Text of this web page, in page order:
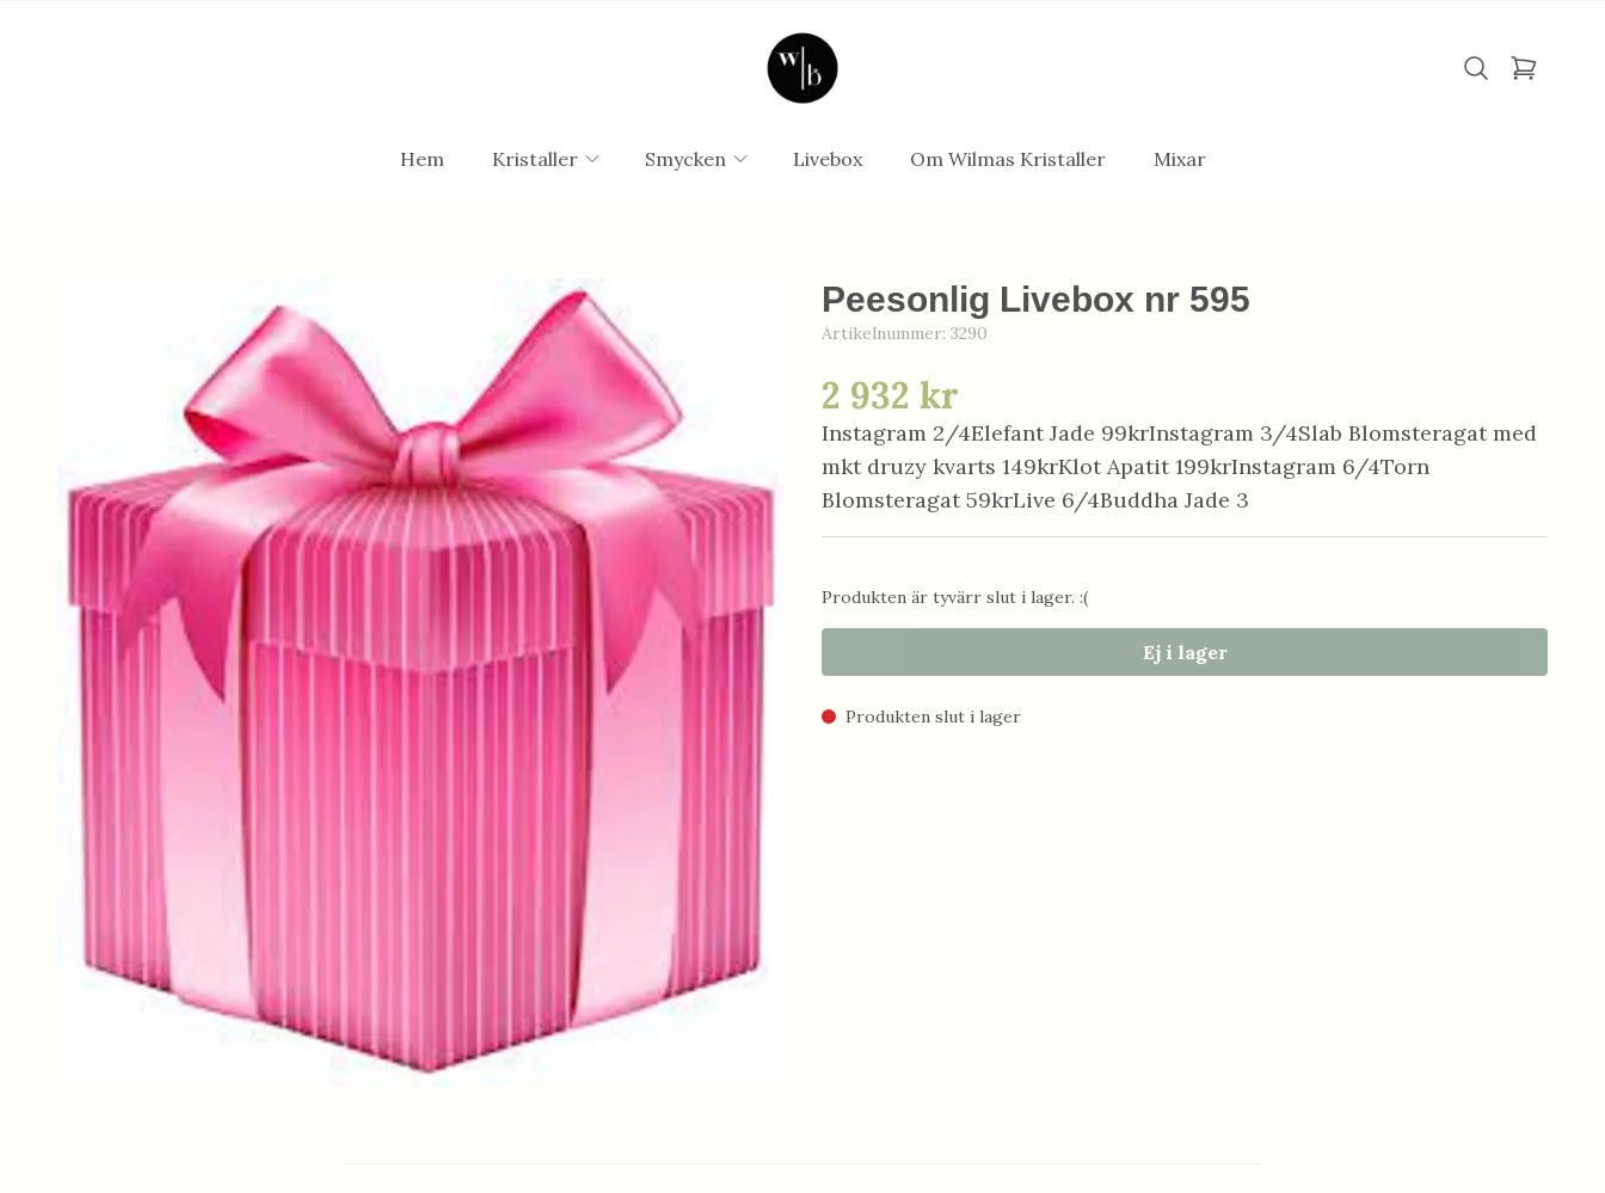
Hem Kristaller Smycken Livebox Om Wilmas Kristaller Mixar
Peesonlig Livebox nr 595
Artikelnummer: 3290
2 932 kr
Instagram 2/4Elefant Jade 99krInstagram 3/4Slab Blomsteragat med
mkt druzy kvarts 149krKlot Apatit 199krInstagram 6/4Torn
Blomsteragat 59krLive 6/4Buddha Jade 3
Produkten är tyvärr slut i lager. :(
Ej i lager
Produkten slut i lager